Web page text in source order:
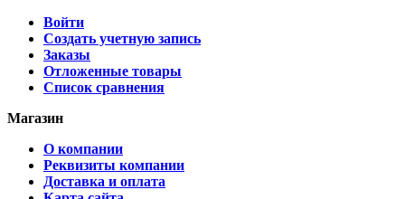
Войти
Создать учетную запись
Заказы
Отложенные товары
Список сравнения
Магазин
О компании
Реквизиты компании
Доставка и оплата